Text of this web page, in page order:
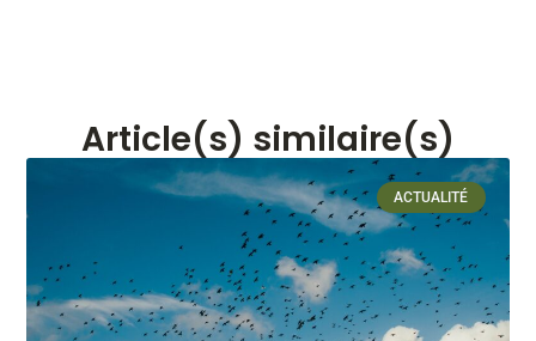
Article(s) similaire(s)
ACTUALITÉ